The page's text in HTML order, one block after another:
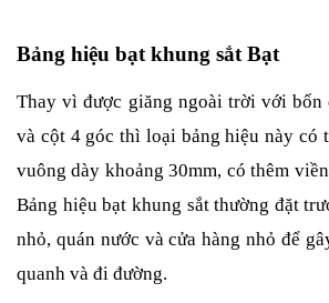
Bảng hiệu bạt khung sắt Bạt
Thay vì được giăng ngoài trời với bốn
và cột 4 góc thì loại bảng hiệu này có
vuông dày khoảng 30mm, có thêm
Bảng hiệu bạt khung sắt thường đặt
nhỏ, quán nước và cửa hàng nhỏ để
quanh và đi đường.